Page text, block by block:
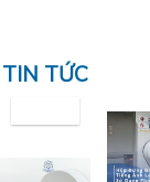
TIN TỨC